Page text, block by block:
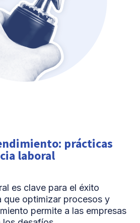
prácticas
laboral
es clave para el éxito
que optimizar procesos y
permite a las empresas